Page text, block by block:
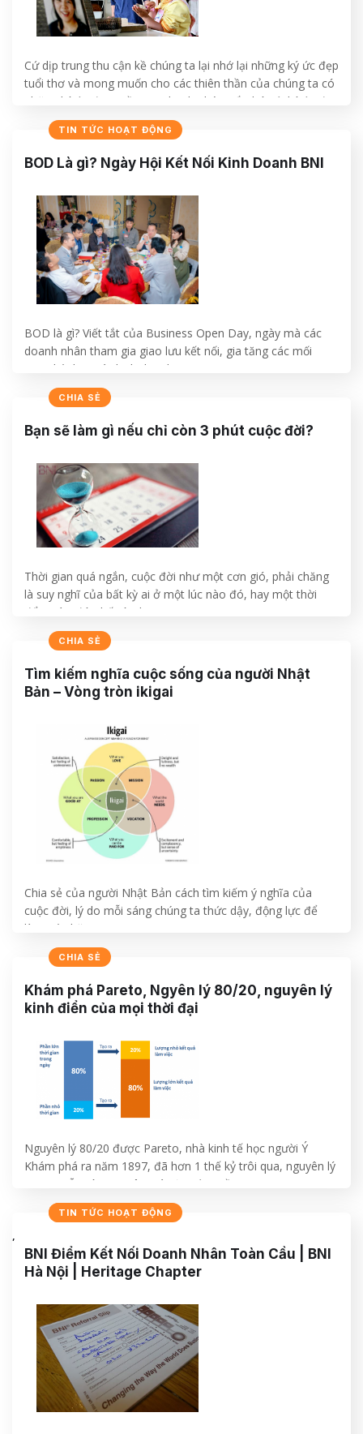
Cứ dịp trung thu cận kề chúng ta lại nhớ lại những ký ức đẹp
tuổi thơ và mong muốn cho các thiên thần của chúng ta có
những ký ức đẹp, niềm vui, hạnh phúc, gắn bó với ký ức đẹp
suốt cuộc đời. Câu chuyện dưới đây rất ý nghĩa, nhắn nhủ
CONTINUE READING →
TIN TỨC HOẠT ĐỘNG
BOD Là gì? Ngày Hội Kết Nối Kinh Doanh BNI
BOD là gì? Viết tắt của Business Open Day, ngày mà các
doanh nhân tham gia giao lưu kết nối, gia tăng các mối
quan hệ, hợp tác kinh doanh.
CONTINUE READING
CHIA SẺ
Bạn sẽ làm gì nếu chỉ còn 3 phút cuộc đời?
Thời gian quá ngắn, cuộc đời như một cơn gió, phải chăng
là suy nghĩ của bất kỳ ai ở một lúc nào đó, hay một thời
đểm nào đó, thế còn bạn ?
CONTINUE READING
CHIA SẺ
Tìm kiếm nghĩa cuộc sống của người Nhật
Bản – Vòng tròn ikigai
Chia sẻ của người Nhật Bản cách tìm kiếm ý nghĩa của
cuộc đời, lý do mỗi sáng chúng ta thức dậy, động lực để
làm việc hăng say
CONTINUE READING
CHIA SẺ
Khám phá Pareto, Ngyên lý 80/20, nguyên lý
kinh điển của mọi thời đại
Nguyên lý 80/20 được Pareto, nhà kinh tế học người Ý
Khám phá ra năm 1897, đã hơn 1 thế kỷ trôi qua, nguyên lý
Pareto vẫn còn nguyên giá trị trường tồn.
CONTINUE READING→
NHẬT KÝ
TIN TỨC HOẠT ĐỘNG
BNI Điểm Kết Nối Doanh Nhân Toàn Cầu | BNI
Hà Nội | Heritage Chapter